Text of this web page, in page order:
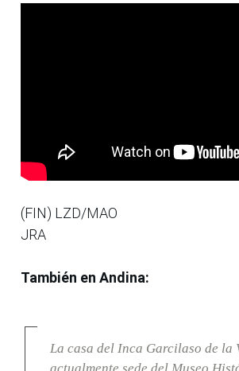
(FIN) LZD/MAO
JRA
También en Andina:
La casa del Inca Garcilaso de la